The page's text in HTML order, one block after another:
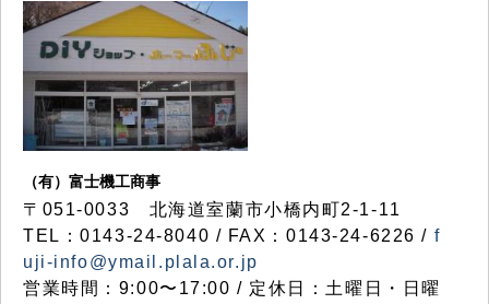
（有）富士機工商事
〒051-0033 北海道室蘭市小橋内町2-1-11
TEL：0143-24-8040 / FAX：0143-24-6226 / f
uji-info@ymail.plala.or.jp
営業時間：9:00〜17:00 / 定休日：土曜日・日曜